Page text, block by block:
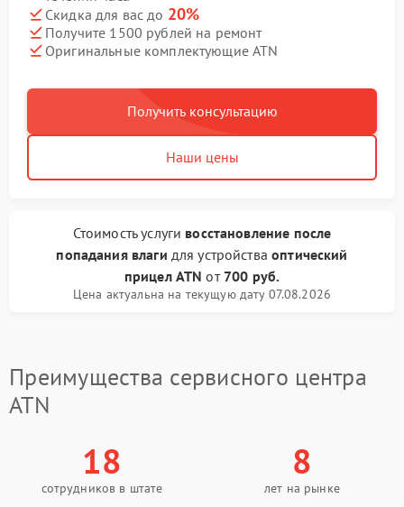
Скидка для вас до 20%
Получите 1500 рублей на ремонт
Оригинальные комплектующие ATN
Получить консультацию
Наши цены
Стоимость услуги восстановление после
попадания влаги для устройстваоптический
прицел ATN от 700 руб.
Цена актуальна на текущую дату 07.08.2026
Преимущества сервисного центра
ATN
18
сотрудников в штате
8
лет на рынке